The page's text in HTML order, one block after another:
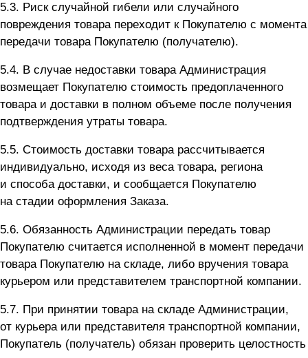
5.3. Риск случайной гибели или случайного
повреждения товара переходит к Покупателю с момента
передачи товара Покупателю (получателю).
5.4. В случае недоставки товара Администрация
возмещает Покупателю стоимость предоплаченного
товара и доставки в полном объеме после получения
подтверждения утраты товара.
5.5. Стоимость доставки товара рассчитывается
индивидуально, исходя из веса товара, региона
и способа доставки, и сообщается Покупателю
на стадии оформления Заказа.
5.6. Обязанность Администрации передать товар
Покупателю считается исполненной в момент передачи
товара Покупателю на складе, либо вручения товара
курьером или представителем транспортной компании.
5.7. При принятии товара на складе Администрации,
от курьера или представителя транспортной компании,
Покупатель (получатель) обязан проверить целостность